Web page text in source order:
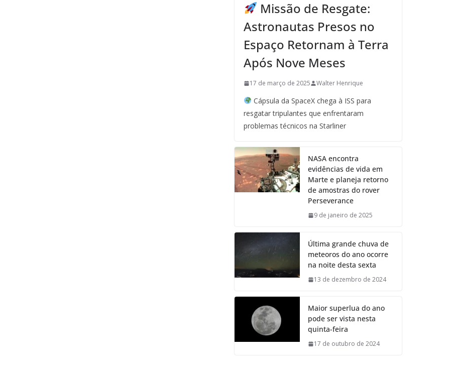
Missão de Resgate:
Astronautas Presos no
Espaço Retornam à Terra
Após Nove Meses
17 de março de 2025 Walter Henrique
Cápsula da SpaceX chega à ISS para
resgatar tripulantes que enfrentaram
problemas técnicos na Starliner
NASA encontra
evidências de vida em
Marte e planeja retorno
de amostras do rover
Perseverance
9 de janeiro de 2025
Última grande chuva de
meteoros do ano ocorre
na noite desta sexta
13 de dezembro de 2024
Maior superlua do ano
pode ser vista nesta
quinta-feira
17 de outubro de 2024